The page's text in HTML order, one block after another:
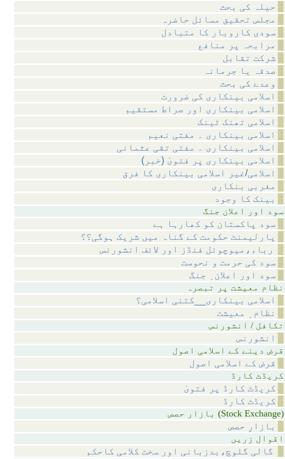
حیلہ کی بحث
مجلس تحقیق مسائل حاضرہ
سودی کاروبار کا متبادل
مرابحہ پر منافع
شرکت تقابل
صدقہ یا جرمانہ
وعدے کی بحث
اسلامی بینکاری کی ضرورت
اسلامی بینکاری اور صراط مستقیم
اسلامی تھنک ٹینک
اسلامی بینکاری ۔ مفتی نعیم
اسلامی بینکاری ۔ مفتی تقی عثمانی
(اسلامی بینکاری پر فتویٰ (خبر
اسلامی/غیر اسلامی بینکاری کا فرق
مغربی بنکاری
بینک کا وجود
سود پاکستان کو کھارہا ہے
پارلیمنٹ حکومت کے گناہ میں شریک ہوگی؟؟
سود کی حرمت و نحوست
سود اور اعلان ِ جنگ
اسلامی بینکاری__کتنی اسلامی؟
نظام ِ معیشت
انشورنس
قرض کے اسلامی اصول
کریڈٹ کارڈ پر فتویٰ
کریڈٹ کارڈ
بازار حصص (Stock Exchange)
بازارِ حصص